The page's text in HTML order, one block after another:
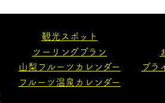
観光スポット
ツーリングプラン
山梨フルーツカレンダー
フルーツ温泉カレンダー
プラ